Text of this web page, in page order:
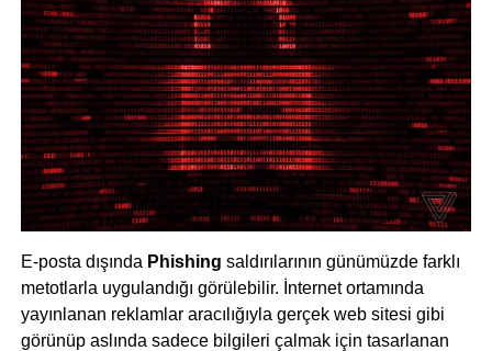
E-posta dışında Phishing saldırılarının günümüzde farklı
metotlarla uygulandığı görülebilir. İnternet ortamında
yayınlanan reklamlar aracılığıyla gerçek web sitesi gibi
görünüp aslında sadece bilgileri çalmak için tasarlanan